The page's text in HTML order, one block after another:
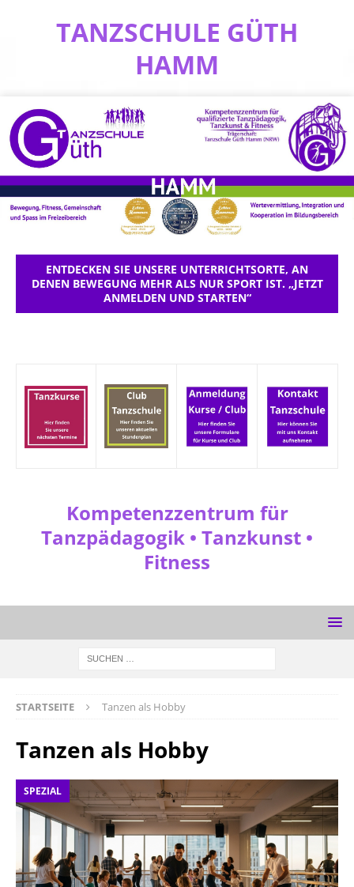
TANZSCHULE GÜTH
HAMM
ENTDECKEN SIE UNSERE UNTERRICHTSORTE, AN
DENEN BEWEGUNG MEHR ALS NUR SPORT IST. „JETZT
ANMELDEN UND STARTEN“
Kompetenzzentrum für
Tanzpädagogik • Tanzkunst •
Fitness
STARTSEITE Tanzen als Hobby
Tanzen als Hobby
SPEZIAL